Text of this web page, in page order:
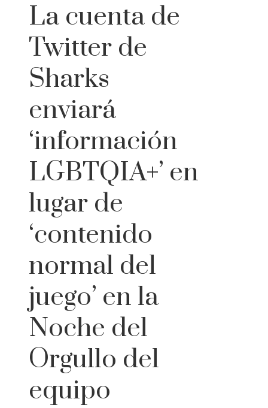
La cuenta de
Twitter de
Sharks
enviará
‘información
LGBTQIA+’ en
lugar de
‘contenido
normal del
juego’ en la
Noche del
Orgullo del
equipo